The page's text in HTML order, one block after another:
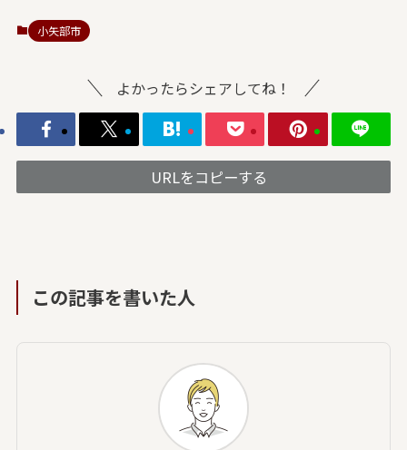
小矢部市
よかったらシェアしてね！
URLをコピーする
この記事を書いた人